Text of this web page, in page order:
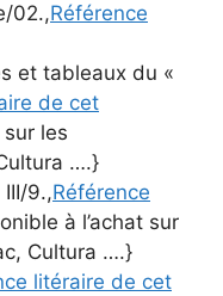
02.,Référence
et tableaux du «
de cet
sur les
….}
9.,Référence
à l’achat sur
Cultura ….}
litéraire de cet